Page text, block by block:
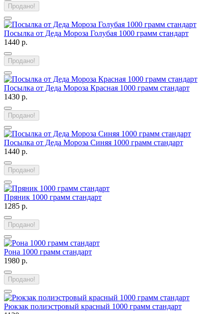
Продано!
Посылка от Деда Мороза Голубая 1000 грамм стандарт
1440 р.
Продано!
Посылка от Деда Мороза Красная 1000 грамм стандарт
1430 р.
Продано!
Посылка от Деда Мороза Синяя 1000 грамм стандарт
1440 р.
Продано!
Пряник 1000 грамм стандарт
1285 р.
Продано!
Рона 1000 грамм стандарт
1980 р.
Продано!
Рюкзак полиэстровый красный 1000 грамм стандарт